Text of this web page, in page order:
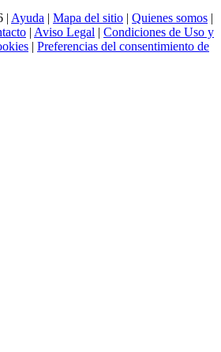
| Ayuda | Mapa del sitio | Quienes somos |
| Aviso Legal | Condiciones de Uso y
| Preferencias del consentimiento de